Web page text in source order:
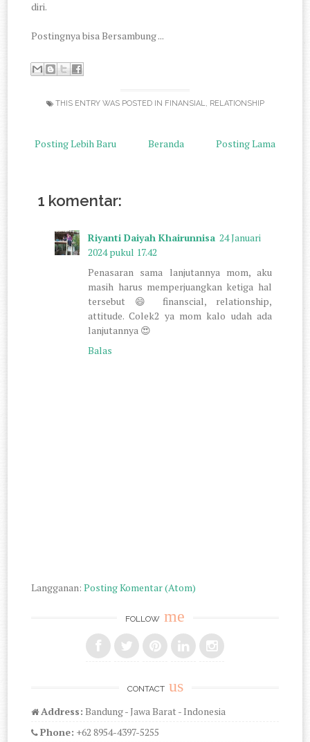
diri.
Postingnya bisa Bersambung ...
THIS ENTRY WAS POSTED IN FINANSIAL, RELATIONSHIP
Posting Lebih Baru Posting Lama
Beranda
1 komentar:
Riyanti Daiyah Khairunnisa 24 Januari
2024 pukul 17.42
Penasaran sama lanjutannya mom, aku
masih harus memperjuangkan ketiga hal
tersebut 😄 finanscial, relationship,
attitude. Colek2 ya mom kalo udah ada
lanjutannya 😍
Balas
Langganan:Posting Komentar (Atom)
FOLLOW me
CONTACT us
Address: Bandung - Jawa Barat - Indonesia
Phone: +62 8954-4397-5255